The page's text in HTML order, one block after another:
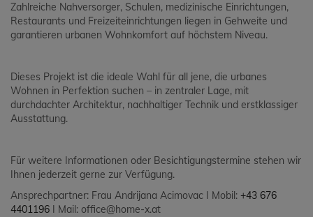
Zahlreiche Nahversorger, Schulen, medizinische Einrichtungen,
Restaurants und Freizeiteinrichtungen liegen in Gehweite und
garantieren urbanen Wohnkomfort auf höchstem Niveau.
Dieses Projekt ist die ideale Wahl für all jene, die urbanes
Wohnen in Perfektion suchen – in zentraler Lage, mit
durchdachter Architektur, nachhaltiger Technik und erstklassiger
Ausstattung.
Für weitere Informationen oder Besichtigungstermine stehen wir
Ihnen jederzeit gerne zur Verfügung.
Ansprechpartner: Frau Andrijana Acimovac I Mobil: +43 676
4401196 I Mail: office@home-x.at